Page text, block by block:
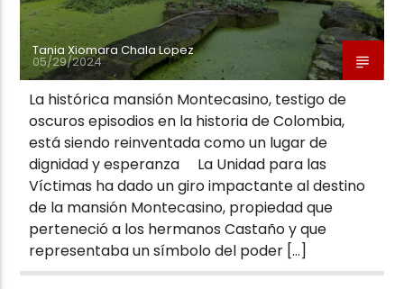
Tania Xiomara Chala Lopez
05/29/2024
La histórica mansión Montecasino, testigo de
oscuros episodios en la historia de Colombia,
está siendo reinventada como un lugar de
dignidad y esperanza La Unidad para las
Víctimas ha dado un giro impactante al destino
de la mansión Montecasino, propiedad que
perteneció a los hermanos Castaño y que
representaba un símbolo del poder […]